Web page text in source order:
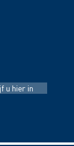
u hier in